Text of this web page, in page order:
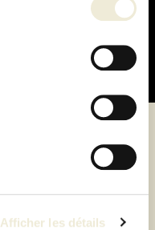
Afficher les détails